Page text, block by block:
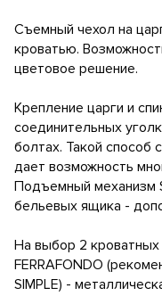
Съемный чехол на
кроватью.
цветовое решение.
Крепление царги и
соединительных
болтах. Такой способ
дает возможность
Подъемный механизм
бельевых ящика -
На выбор 2 кроватных
FERRAFONDO
SIMPLE) -